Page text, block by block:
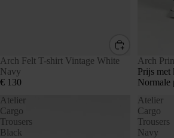
Arch Felt T-shirt Vintage White
Navy
€ 130
Arch
Prijs met
Normale
Atelier
Cargo
Trousers
Black
Atelier
Cargo
Trousers
Navy